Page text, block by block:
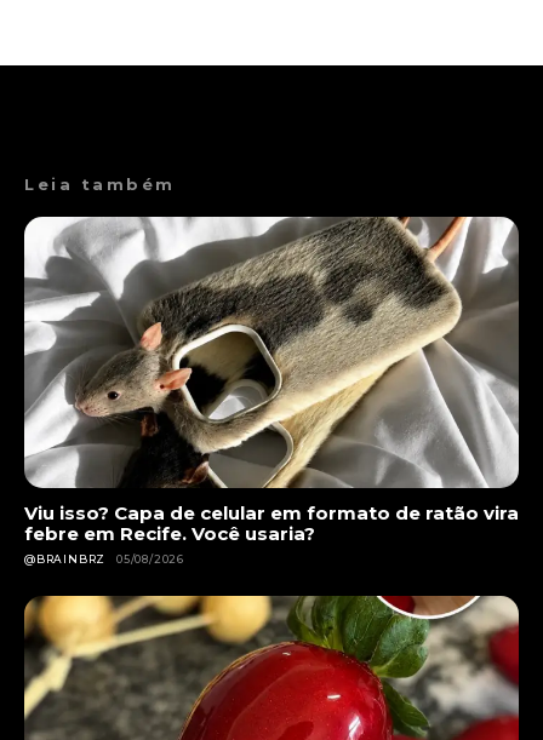
Leia também
Viu isso? Capa de celular em formato de ratão vira
febre em Recife. Você usaria?
@BRAINBRZ 05/08/2026